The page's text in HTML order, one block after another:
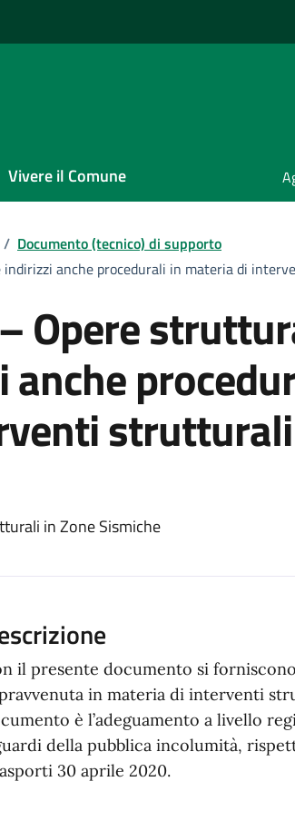
Vivere il Comune
/ Documento (tecnico) di supporto
anche procedurali in materia di
Opere
in Zone Sismiche
il presente documento si
in materia di interventi
è l’adeguamento a livello
della pubblica incolumità,
30 aprile 2020.